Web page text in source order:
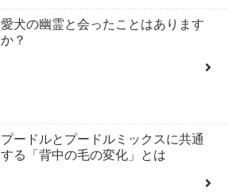
愛犬の幽霊と会ったことはあります
か？
プードルとプードルミックスに共通
する「背中の毛の変化」とは